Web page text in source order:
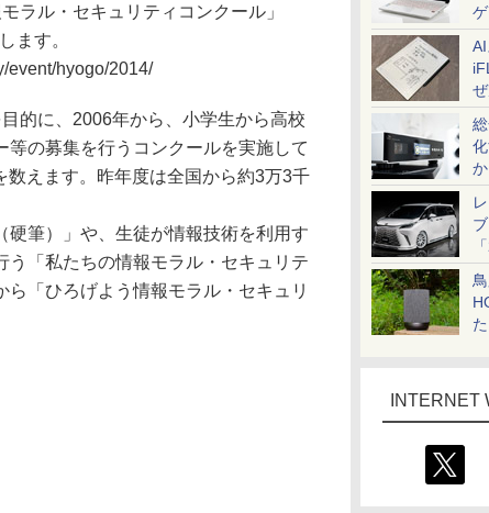
た
INTERNET
ラル・セキュリティコンクール」
ます。
hyogo/2014/
的に、2006年から、小学生から高校
の募集を行うコンクールを実施して
えます。昨年度は全国から約3万3千
筆）」や、生徒が情報技術を利用す
う「私たちの情報モラル・セキュリテ
「ひろげよう情報モラル・セキュリ